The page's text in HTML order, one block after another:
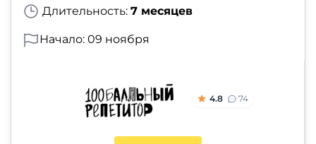
Длительность: 7 месяцев
Начало: 09 ноября
4.8 74